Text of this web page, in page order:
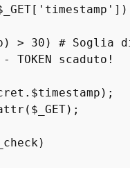
[ 'timestamp'
) > 30 ) # Soglia
scaduto!
. $timestamp
( $_GET);
)